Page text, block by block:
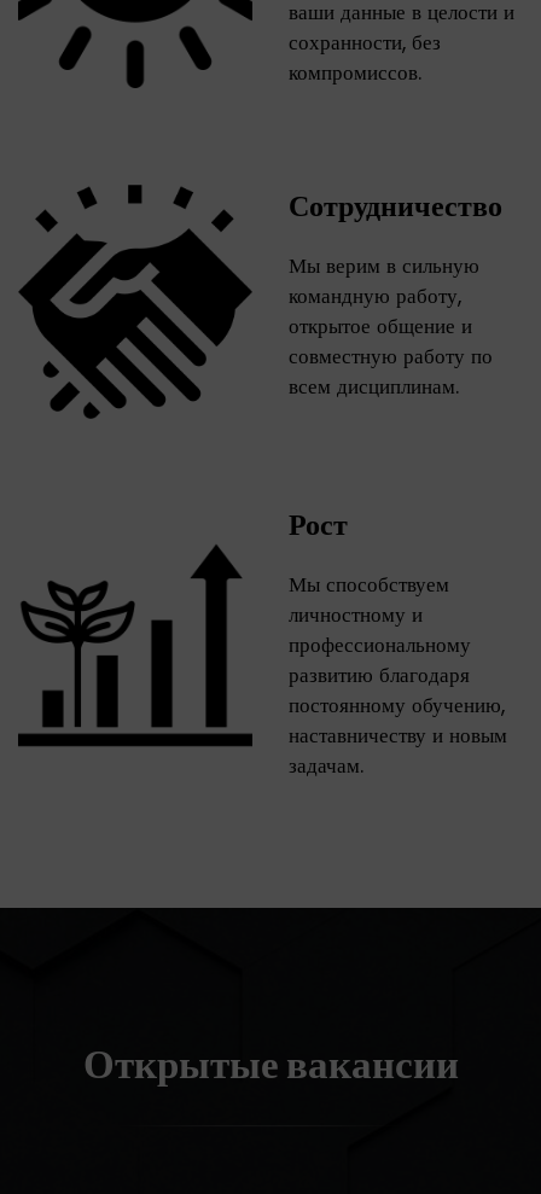
ваши данные в целости и
сохранности, без
компромиссов.
Сотрудничество
Мы верим в сильную
командную работу,
открытое общение и
совместную работу по
всем дисциплинам.
Рост
Мы способствуем
личностному и
профессиональному
развитию благодаря
постоянному обучению,
наставничеству и новым
задачам.
Открытые вакансии